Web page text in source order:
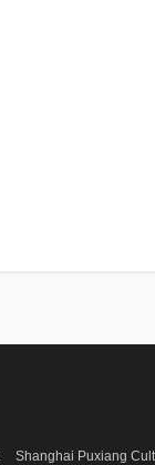
Shanghai Puxiang